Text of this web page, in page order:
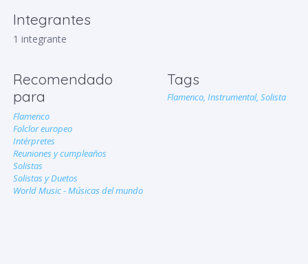
Integrantes
1 integrante
Recomendado
para
Flamenco
Folclor europeo
Intérpretes
Reuniones y cumpleaños
Solistas
Solistas y Duetos
World Music - Músicas del mundo
Tags
Flamenco, Instrumental, Solista